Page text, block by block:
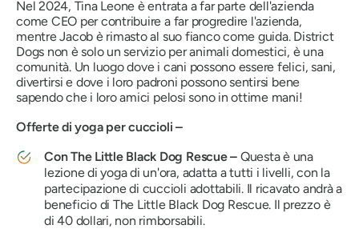
Nel 2024, Tina Leone è entrata a far parte dell'azienda
come CEO per contribuire a far progredire l'azienda,
mentre Jacob è rimasto al suo fianco come guida. District
Dogs non è solo un servizio per animali domestici, è una
comunità. Un luogo dove i cani possono essere felici, sani,
divertirsi e dove i loro padroni possono sentirsi bene
sapendo che i loro amici pelosi sono in ottime mani!
Offerte di yoga per cuccioli –
Con The Little Black Dog Rescue – Questa è una
lezione di yoga di un'ora, adatta a tutti i livelli, con la
partecipazione di cuccioli adottabili. Il ricavato andrà a
beneficio di The Little Black Dog Rescue. Il prezzo è
di 40 dollari, non rimborsabili.